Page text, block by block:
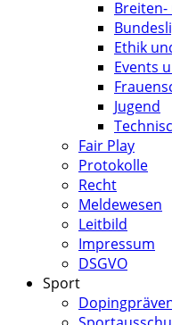
Breiten-
Ethik
Events
Jugend
Fair Play
Protokolle
Recht
Meldewesen
Leitbild
Impressum
DSGVO
Sport